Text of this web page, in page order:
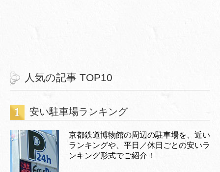
人気の記事 TOP10
安い駐車場ランキング
京都鉄道博物館の周辺の駐車場を、近い
ランキングや、平日／休日ごとの安いラ
ンキング形式でご紹介！